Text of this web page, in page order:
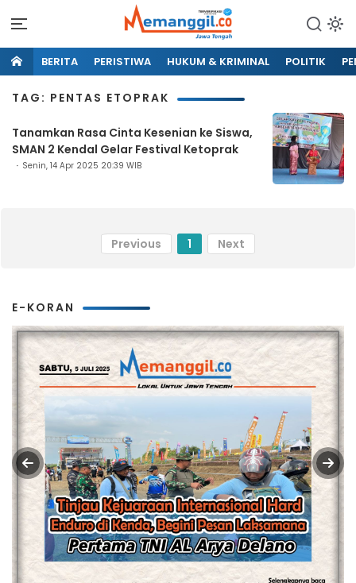
BERITA PERISTIWA HUKUM & KRIMINAL POLITIK
TAG: PENTAS ETOPRAK
Tanamkan Rasa Cinta Kesenian ke Siswa,
SMAN 2 Kendal Gelar Festival Ketoprak
Senin, 14 Apr 2025 20:39 WIB
Previous 1 Next
E-KORAN